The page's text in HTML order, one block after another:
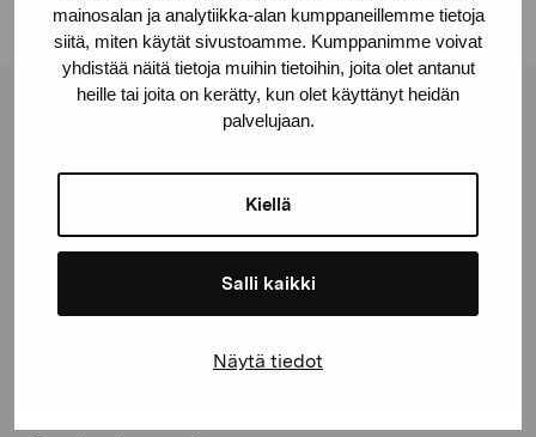
mainosalan ja analytiikka-alan kumppaneillemme tietoja
siitä, miten käytät sivustoamme. Kumppanimme voivat
yhdistää näitä tietoja muihin tietoihin, joita olet antanut
heille tai joita on kerätty, kun olet käyttänyt heidän
palvelujaan.
Kiellä
Salli kaikki
Näytä tiedot
Pro Artibus Foundation
10600 Ekenäs